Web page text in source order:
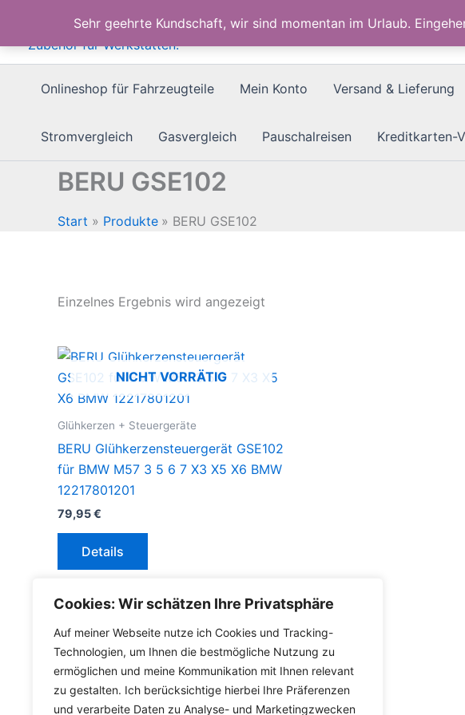
Cookies: Wir schätzen Ihre Privatsphäre
Auf meiner Webseite nutze ich Cookies und Tracking-
Technologien, um Ihnen die bestmögliche Nutzung zu
ermöglichen und meine Kommunikation mit Ihnen relevant
zu gestalten. Ich berücksichtige hierbei Ihre Präferenzen
und verarbeite Daten zu Analyse- und Marketingzwecken
Sehr geehrte Kundschaft, wir sind momentan im Urlaub.
springen
Onlineshop für Fahrzeugteile Mein Konto Versand & Lieferung
Stromvergleich Gasvergleich Pauschalreisen Kreditkarten-
BERU GSE102
Start Produkte BERU GSE102
Einzelnes Ergebnis wird angezeigt
NICHT VORRÄTIG
Glühkerzen + Steuergeräte
BERU Glühkerzensteuergerät GSE102
für BMW M57 3 5 6 7 X3 X5 X6 BMW
12217801201
79,95€
Details
inkl.Versandkosten für Deutschland